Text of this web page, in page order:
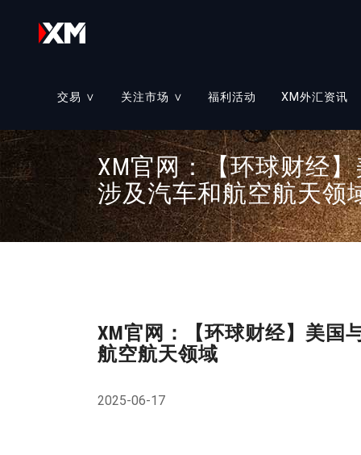
交易 ∨
≡ 账户类型
交易市场 ≡ 外汇交易
股票衍生物
股票
我们的服务 ≡
关注市场 ∨
教育课程 ≡
交易工具 ≡
福利活动 XM外汇资讯
XM官网：【环球财经
涉及汽车和航空航天领
XM官网：【环球财经】美国
航空航天领域
2025-06-17